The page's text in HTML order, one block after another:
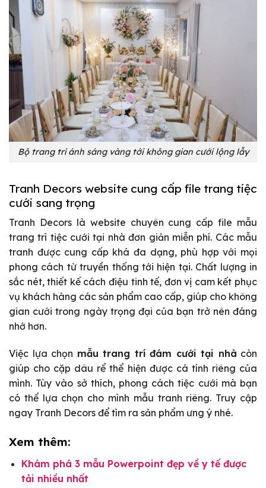
Bộ trang trí ánh sáng vàng tới không gian cưới lộng lẫy
Tranh Decors website cung cấp file trang tiệc
cưới sang trọng
Tranh Decors là website chuyên cung cấp file mẫu
trang trí tiệc cưới tại nhà đơn giản miễn phí. Các mẫu
tranh được cung cấp khá đa dạng, phù hợp với mọi
phong cách từ truyền thống tới hiện tại. Chất lượng in
sắc nét, thiết kế cách điệu tinh tế, đơn vị cam kết phục
vụ khách hàng các sản phẩm cao cấp, giúp cho không
gian cưới trong ngày trọng đại của bạn trở nên đáng
nhớ hơn.
Việc lựa chọn mẫu trang trí đám cưới tại nhà còn
giúp cho cặp dâu rể thể hiện được cá tính riêng của
mình. Tùy vào sở thích, phong cách tiệc cưới mà bạn
có thể lựa chọn cho mình mẫu tranh riêng. Truy cập
ngay Tranh Decors để tìm ra sản phẩm ưng ý nhé.
Xem thêm:
Khám phá 3 mẫu Powerpoint đẹp về y tế được
tải nhiều nhất